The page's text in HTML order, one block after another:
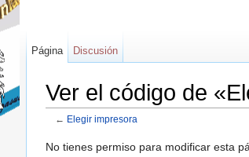
Ver el código de
← Elegir impresora
No tienes permiso para modificar esta
Página Discusión